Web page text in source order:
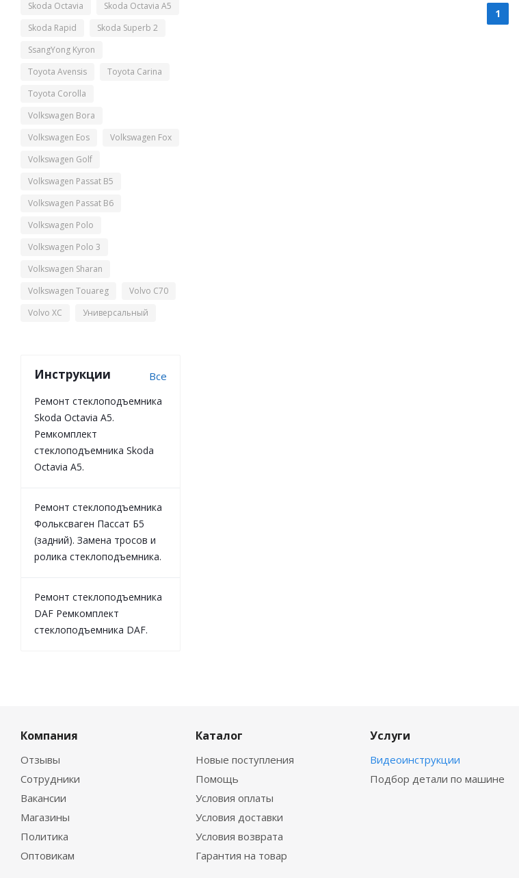
Skoda Octavia
Skoda Octavia A5
Skoda Rapid
Skoda Superb 2
SsangYong Kyron
Toyota Avensis
Toyota Carina
Toyota Corolla
Volkswagen Bora
Volkswagen Eos
Volkswagen Fox
Volkswagen Golf
Volkswagen Passat B5
Volkswagen Passat B6
Volkswagen Polo
Volkswagen Polo 3
Volkswagen Sharan
Volkswagen Touareg
Volvo C70
Volvo XC
Универсальный
Инструкции Все
Ремонт стеклоподъемника
Skoda Octavia A5.
Ремкомплект
стеклоподъемника Skoda
Octavia A5.
Ремонт стеклоподъемника
Фольксваген Пассат Б5
(задний). Замена тросов и
ролика стеклоподъемника.
Ремонт стеклоподъемника
DAF Ремкомплект
стеклоподъемника DAF.
1
Компания
Отзывы
Сотрудники
Вакансии
Магазины
Политика
Оптовикам
Каталог
Новые поступления
Помощь
Условия оплаты
Условия доставки
Условия возврата
Гарантия на товар
Услуги
Видеоинструкции
Подбор детали по машине